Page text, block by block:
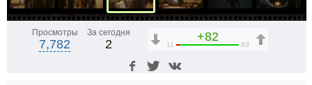
Просмотры
7,782
За сегодня
2
+82
11 93